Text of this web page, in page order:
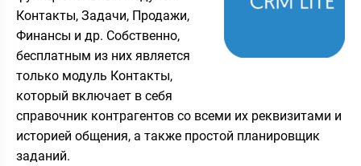
Контакты, Задачи, Продажи,
Финансы и др. Собственно,
бесплатным из них является
только модуль Контакты,
который включает в себя
справочник контрагентов со всеми их реквизитами и
историей общения, а также простой планировщик
заданий.